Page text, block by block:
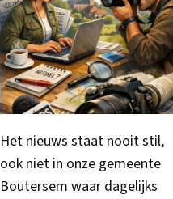
Het nieuws staat nooit stil,
ook niet in onze gemeente
Boutersem waar dagelijks